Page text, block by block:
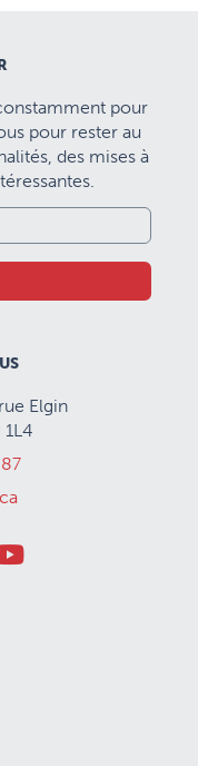
pour
pour rester au
des mises à
Elgin